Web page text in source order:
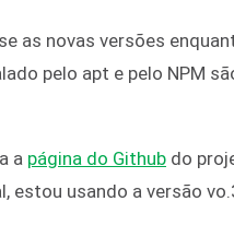
as novas versões
pelo apt e pelo NPM
a página do Github do
estou usando a versão